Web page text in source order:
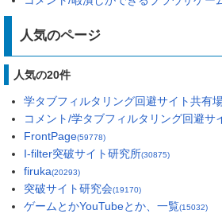
人気のページ
人気の20件
学タブフィルタリング回避サイト共有
コメント/学タブフィルタリング回避サ
FrontPage(59778)
I-filter突破サイト研究所(30875)
firuka(20293)
突破サイト研究会(19170)
ゲームとかYouTubeとか、一覧(15032)